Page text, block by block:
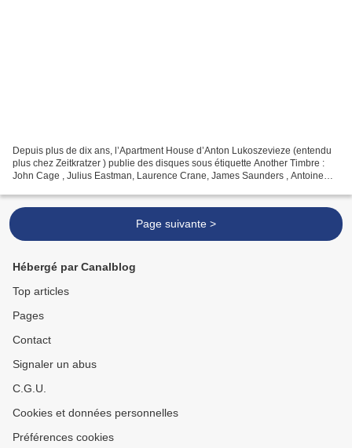
Depuis plus de dix ans, l’Apartment House d’Anton Lukoszevieze (entendu
plus chez Zeitkratzer ) publie des disques sous étiquette Another Timbre :
John Cage , Julius Eastman, Laurence Crane, James Saunders , Antoine
Page suivante >
Hébergé par Canalblog
Top articles
Pages
Contact
Signaler un abus
C.G.U.
Cookies et données personnelles
Préférences cookies